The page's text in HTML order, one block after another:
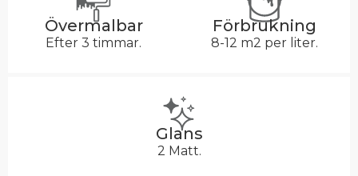
Övermalbar
Efter 3 timmar.
Förbrukning
8-12 m2 per liter.
Glans
2 Matt.